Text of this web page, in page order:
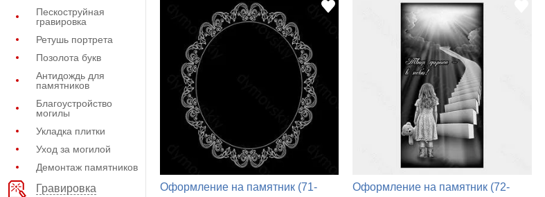
Пескоструйная
гравировка
Ретушь портрета
Позолота букв
Антидождь для
памятников
Благоустройство
могилы
Укладка плитки
Уход за могилой
Демонтаж памятников
Гравировка
Оформление на памятник (71-
Оформление на памятник (72-